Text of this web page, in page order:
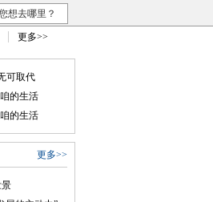
想去哪里？
更多>>